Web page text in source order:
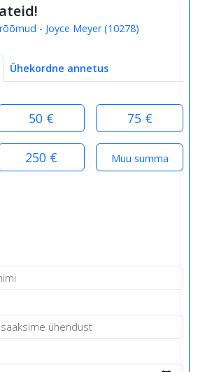
- Joyce Meyer(10278)
Ühekordne annetus
50 € 75 €
250 €